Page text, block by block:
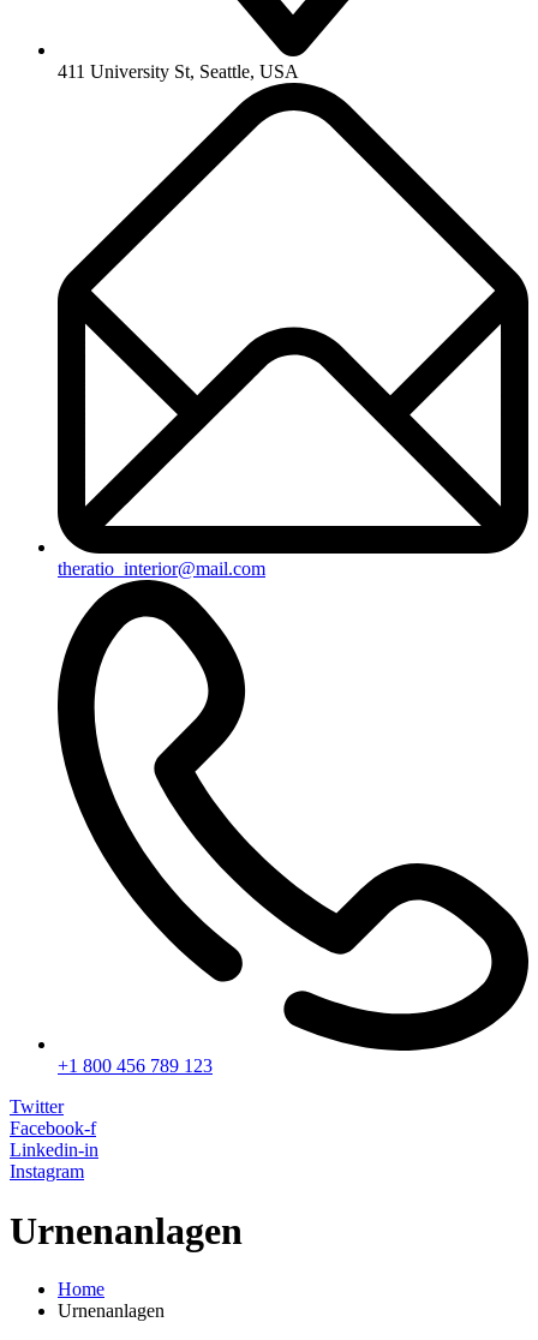
411 University St, Seattle, USA
theratio_interior@mail.com
+1 800 456 789 123
Twitter
Facebook-f
Linkedin-in
Instagram
Urnenanlagen
Home
Urnenanlagen